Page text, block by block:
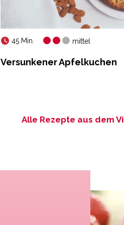
45 Min. mittel
Versunkener Apfelkuchen
Alle Rezepte aus dem